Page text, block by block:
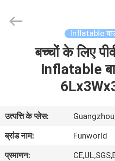
वीडियो
Limited.
Inflatable
बच्चों के लिए
Inflatable
उत्पत्ति के प्लेस:
ब्रांड नाम:
Funworld
प्रमाणन: